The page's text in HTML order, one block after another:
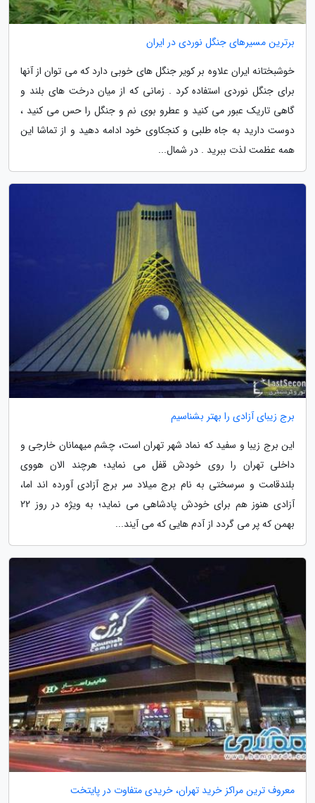
برترین مسیرهای جنگل نوردی در ایران
خوشبختانه ایران علاوه بر کویر جنگل های خوبی دارد که می توان از آنها
برای جنگل نوردی استفاده کرد . زمانی که از میان درخت های بلند و
گاهی تاریک عبور می کنید و عطرو بوی نم و جنگل را حس می کنید ،
دوست دارید به جاه طلبی و کنجکاوی خود ادامه دهید و از تماشا این
همه عظمت لذت ببرید . در شمال...
برج زیبای آزادی را بهتر بشناسیم
این برج زیبا و سفید که نماد شهر تهران است، چشم میهمانان خارجی و
داخلی تهران را روی خودش قفل می نماید؛ هرچند الان هووی
بلندقامت و سرسختی به نام برج میلاد سر برج آزادی آورده اند اما،
آزادی هنوز هم برای خودش پادشاهی می نماید؛ به ویژه در روز 22
بهمن که پر می گردد از آدم هایی که می آیند...
معروف ترین مراکز خرید تهران، خریدی متفاوت در پایتخت